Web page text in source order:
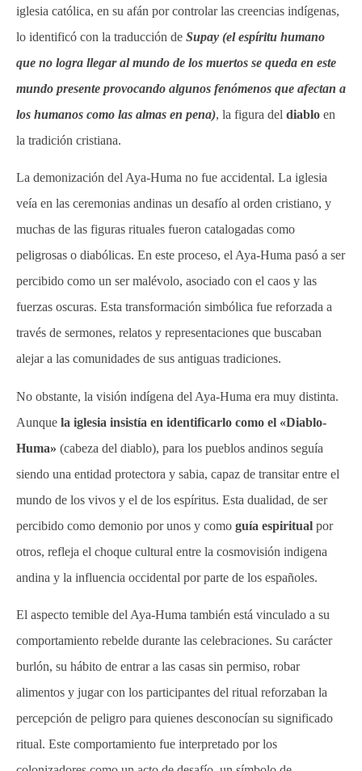
iglesia católica, en su afán por controlar las creencias indígenas,
lo identificó con la traducción de Supay (el espíritu humano
que no logra llegar al mundo de los muertos se queda en este
mundo presente provocando algunos fenómenos que afectan a
los humanos como las almas en pena), la figura del diablo en
la tradición cristiana.
La demonización del Aya-Huma no fue accidental. La iglesia
veía en las ceremonias andinas un desafío al orden cristiano, y
muchas de las figuras rituales fueron catalogadas como
peligrosas o diabólicas. En este proceso, el Aya-Huma pasó a ser
percibido como un ser malévolo, asociado con el caos y las
fuerzas oscuras. Esta transformación simbólica fue reforzada a
través de sermones, relatos y representaciones que buscaban
alejar a las comunidades de sus antiguas tradiciones.
No obstante, la visión indígena del Aya-Huma era muy distinta.
Aunque la iglesia insistía en identificarlo como el «Diablo-
Huma» (cabeza del diablo), para los pueblos andinos seguía
siendo una entidad protectora y sabia, capaz de transitar entre el
mundo de los vivos y el de los espíritus. Esta dualidad, de ser
percibido como demonio por unos y como guía espiritual por
otros, refleja el choque cultural entre la cosmovisión indigena
andina y la influencia occidental por parte de los españoles.
El aspecto temible del Aya-Huma también está vinculado a su
comportamiento rebelde durante las celebraciones. Su carácter
burlón, su hábito de entrar a las casas sin permiso, robar
alimentos y jugar con los participantes del ritual reforzaban la
percepción de peligro para quienes desconocían su significado
ritual. Este comportamiento fue interpretado por los